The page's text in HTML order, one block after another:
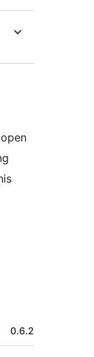
0.6.2